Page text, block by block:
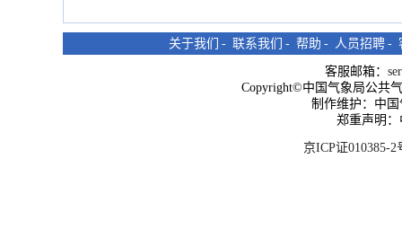
关于我们 - 联系我们 - 帮助 - 人员招聘 -
客服邮箱：
Copyright©中国气象局公共
制作维护：中
郑重声明
京ICP证010385-2